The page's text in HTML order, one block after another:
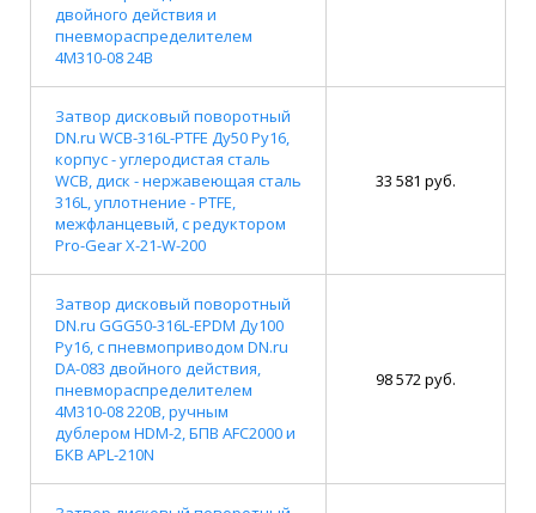
двойного действия и
пневмораспределителем
4M310-08 24В
Затвор дисковый поворотный
DN.ru WCB-316L-PTFE Ду50 Ру16,
корпус - углеродистая сталь
WCB, диск - нержавеющая сталь
316L, уплотнение - PTFE,
межфланцевый, с редуктором
Pro-Gear X-21-W-200
33 581 руб.
Затвор дисковый поворотный
DN.ru GGG50-316L-EPDM Ду100
Ру16, с пневмоприводом DN.ru
DA-083 двойного действия,
пневмораспределителем
4M310-08 220В, ручным
дублером HDM-2, БПВ AFC2000 и
БКВ APL-210N
98 572 руб.